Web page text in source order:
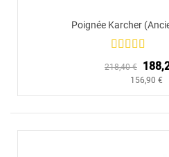
Poignée Karcher
218,40 €
156,90 €